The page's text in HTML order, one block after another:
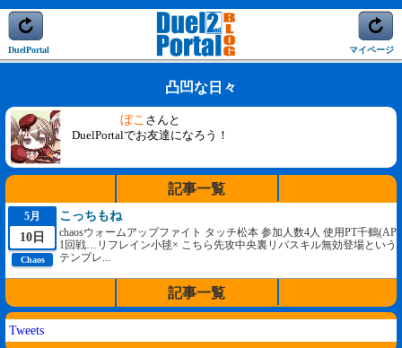
DuelPortal マイページ
凸凹な日々
ぼこ さんと
DuelPortalでお友達になろう！
記事一覧
5月
10日
Chaos
こっちもね
chaosウォームアップファイト タッチ松本 参加人数4人 使用PT千鶴(AP
1回戦…リフレイン小毬× こちら先攻中央裏リバスキル無効登場という
テンプレ...
記事一覧
Tweets